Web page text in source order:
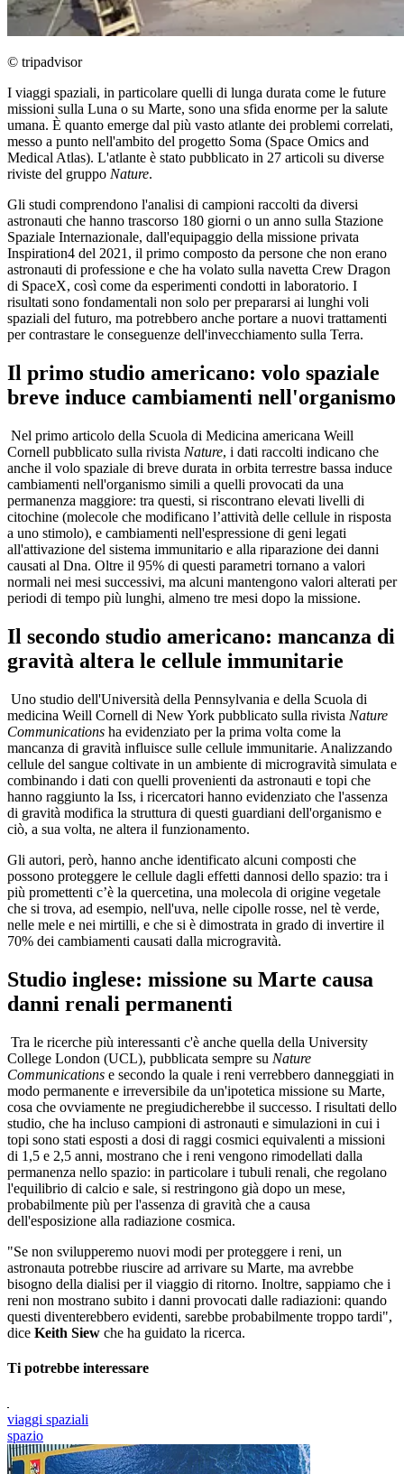
© tripadvisor
I viaggi spaziali, in particolare quelli di lunga durata come le future
missioni sulla Luna o su Marte, sono una sfida enorme per la salute
umana. È quanto emerge dal più vasto atlante dei problemi correlati,
messo a punto nell'ambito del progetto Soma (Space Omics and
Medical Atlas). L'atlante è stato pubblicato in 27 articoli su diverse
riviste del gruppo Nature.
Gli studi comprendono l'analisi di campioni raccolti da diversi
astronauti che hanno trascorso 180 giorni o un anno sulla Stazione
Spaziale Internazionale, dall'equipaggio della missione privata
Inspiration4 del 2021, il primo composto da persone che non erano
astronauti di professione e che ha volato sulla navetta Crew Dragon
di SpaceX, così come da esperimenti condotti in laboratorio. I
risultati sono fondamentali non solo per prepararsi ai lunghi voli
spaziali del futuro, ma potrebbero anche portare a nuovi trattamenti
per contrastare le conseguenze dell'invecchiamento sulla Terra.
Il primo studio americano: volo spaziale
breve induce cambiamenti nell'organismo
Nel primo articolo della Scuola di Medicina americana Weill
Cornell pubblicato sulla rivista Nature, i dati raccolti indicano che
anche il volo spaziale di breve durata in orbita terrestre bassa induce
cambiamenti nell'organismo simili a quelli provocati da una
permanenza maggiore: tra questi, si riscontrano elevati livelli di
citochine (molecole che modificano l’attività delle cellule in risposta
a uno stimolo), e cambiamenti nell'espressione di geni legati
all'attivazione del sistema immunitario e alla riparazione dei danni
causati al Dna. Oltre il 95% di questi parametri tornano a valori
normali nei mesi successivi, ma alcuni mantengono valori alterati per
periodi di tempo più lunghi, almeno tre mesi dopo la missione.
Il secondo studio americano: mancanza di
gravità altera le cellule immunitarie
Uno studio dell'Università della Pennsylvania e della Scuola di
medicina Weill Cornell di New York pubblicato sulla rivista Nature
Communications ha evidenziato per la prima volta come la
mancanza di gravità influisce sulle cellule immunitarie. Analizzando
cellule del sangue coltivate in un ambiente di microgravità simulata e
combinando i dati con quelli provenienti da astronauti e topi che
hanno raggiunto la Iss, i ricercatori hanno evidenziato che l'assenza
di gravità modifica la struttura di questi guardiani dell'organismo e
ciò, a sua volta, ne altera il funzionamento.
Gli autori, però, hanno anche identificato alcuni composti che
possono proteggere le cellule dagli effetti dannosi dello spazio: tra i
più promettenti c’è la quercetina, una molecola di origine vegetale
che si trova, ad esempio, nell'uva, nelle cipolle rosse, nel tè verde,
nelle mele e nei mirtilli, e che si è dimostrata in grado di invertire il
70% dei cambiamenti causati dalla microgravità.
Studio inglese: missione su Marte causa
danni renali permanenti
Tra le ricerche più interessanti c'è anche quella della University
College London (UCL), pubblicata sempre su Nature
Communications e secondo la quale i reni verrebbero danneggiati in
modo permanente e irreversibile da un'ipotetica missione su Marte,
cosa che ovviamente ne pregiudicherebbe il successo. I risultati dello
studio, che ha incluso campioni di astronauti e simulazioni in cui i
topi sono stati esposti a dosi di raggi cosmici equivalenti a missioni
di 1,5 e 2,5 anni, mostrano che i reni vengono rimodellati dalla
permanenza nello spazio: in particolare i tubuli renali, che regolano
l'equilibrio di calcio e sale, si restringono già dopo un mese,
probabilmente più per l'assenza di gravità che a causa
dell'esposizione alla radiazione cosmica.
"Se non svilupperemo nuovi modi per proteggere i reni, un
astronauta potrebbe riuscire ad arrivare su Marte, ma avrebbe
bisogno della dialisi per il viaggio di ritorno. Inoltre, sappiamo che i
reni non mostrano subito i danni provocati dalle radiazioni: quando
questi diventerebbero evidenti, sarebbe probabilmente troppo tardi",
dice Keith Siew che ha guidato la ricerca.
Ti potrebbe interessare
viaggi spaziali
spazio